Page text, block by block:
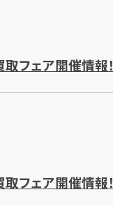
フェア開催情報！
フェア開催情報！